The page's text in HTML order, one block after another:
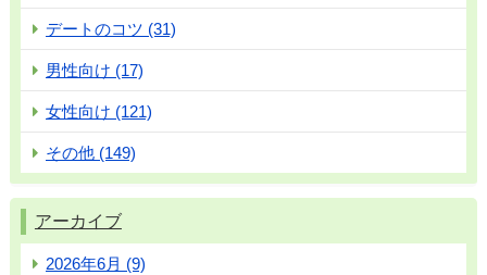
デートのコツ (31)
男性向け (17)
女性向け (121)
その他 (149)
アーカイブ
2026年6月 (9)